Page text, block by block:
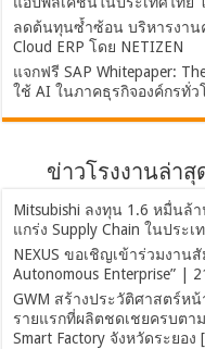
ลดต้นทุนซ้ำซ้อน บริหารงาน
Cloud ERP โดย NETIZEN
แจกฟรี SAP Whitepaper:
ใช้ AI ในภาคธุรกิจองค์กรทั่ว
ข่าวโรงงานล่าสุดบ
Mitsubishi ลงทุน 1.6 หมื่นล้
แกร่ง Supply Chain ในประเ
NEXUS ขอเชิญเข้าร่วมงาน
Autonomous Enterprise” |
GWM สร้างประวัติศาสตร์ห
รายแรกที่ผลิตชดเชยครบตาม
Smart Factory จังหวัดระยอง